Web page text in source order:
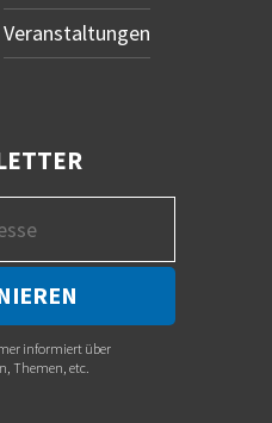
Veranstaltungen
informiert über
Themen, etc.